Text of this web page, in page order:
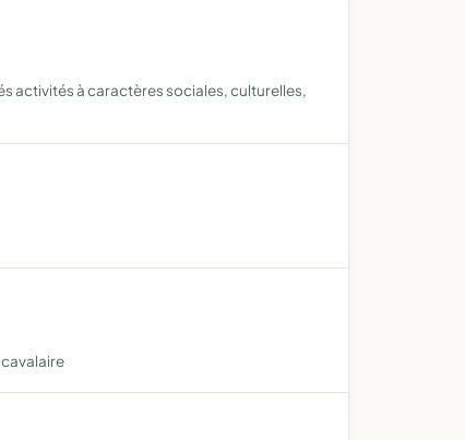
activités à caractères sociales, culturelles,